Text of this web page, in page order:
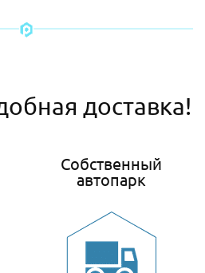
доставка!
Собственный
автопарк